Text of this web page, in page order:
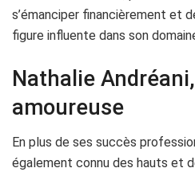
s’émanciper financièrement et
figure influente dans son
Nathalie
amoureuse
En plus de ses succès
également connu des hauts et